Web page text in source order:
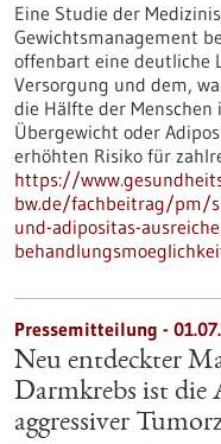
Eine Studie der
Gewichtsmanagement
offenbart eine deutliche
Versorgung und dem,
die Hälfte der
Übergewicht oder
erhöhten Risiko für
https://
bw.de/fachbeitrag/pm/
und-adipositas-
Pressemitteilung -
Neu entdeckter
Darmkrebs ist die
aggressiver